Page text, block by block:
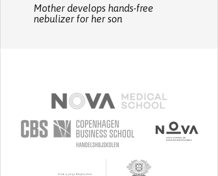
Mother develops hands-free
nebulizer for her son